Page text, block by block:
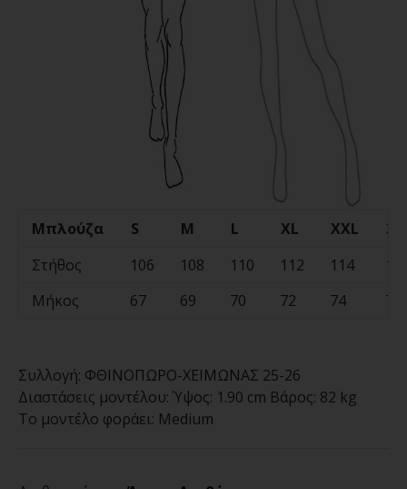
Μπλούζα S M L XL XXL
Στήθος
106 108 110 112 114
Μήκος
67 69 70 72 74 76
Συλλογή: ΦΘΙΝΟΠΩΡΟ-ΧΕΙΜΩΝΑΣ 25-26
Διαστάσεις μοντέλου: Ύψος: 1.90 cm Βάρος: 82 kg
Το μοντέλο φοράει: Medium